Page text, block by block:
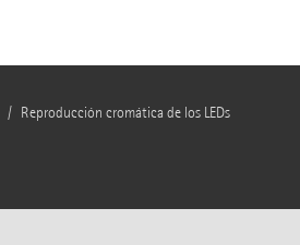
Reproducción cromática de los LEDs